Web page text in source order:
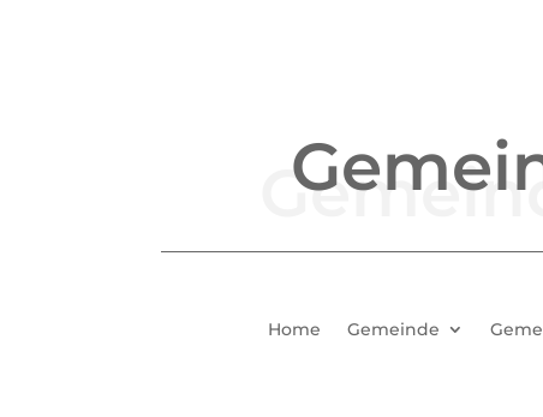
Home Gemeinde